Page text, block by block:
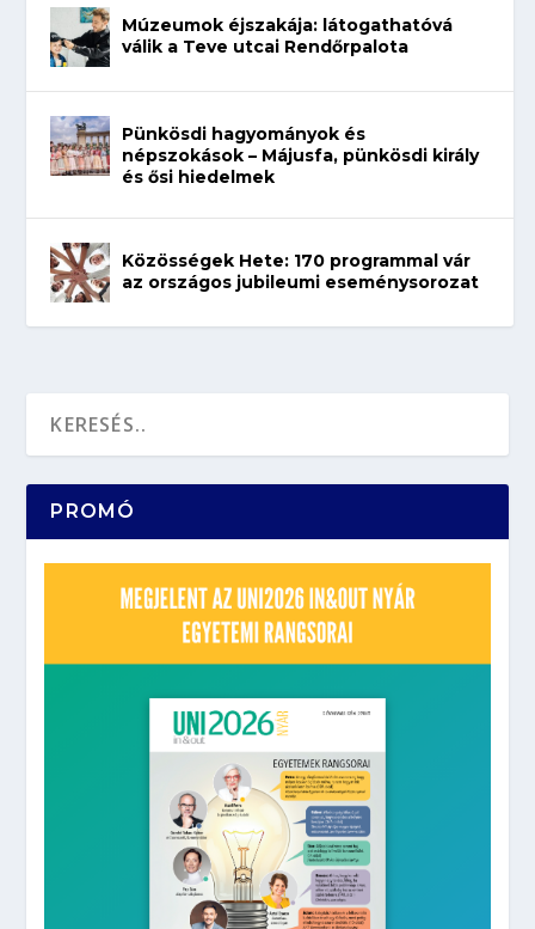
Múzeumok éjszakája: látogathatóvá
válik a Teve utcai Rendőrpalota
Pünkösdi hagyományok és
népszokások – Májusfa, pünkösdi király
és ősi hiedelmek
Közösségek Hete: 170 programmal vár
az országos jubileumi eseménysorozat
PROMÓ